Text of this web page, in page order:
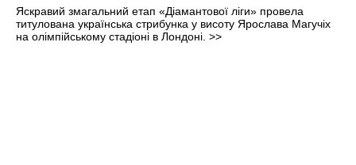
Яскравий змагальний етап «Діамантової ліги» провела
титулована українська стрибунка у висоту Ярослава Магучіх
на олімпійському стадіоні в Лондоні. >>